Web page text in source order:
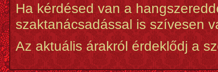
Ha kérdésed van a
szaktanácsadással is szívesen
Az aktuális árakról érdeklődj a